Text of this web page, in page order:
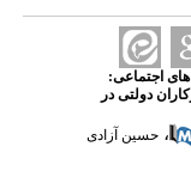
اجتماعی:
دولتی در
، حسین آزادی